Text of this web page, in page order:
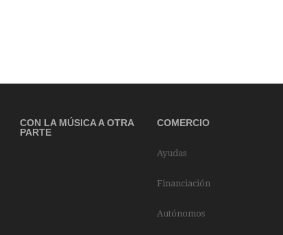
CON LA MÚSICA A OTRA
PARTE
COMERCIO
Ayudas
Financiación
Autónomos